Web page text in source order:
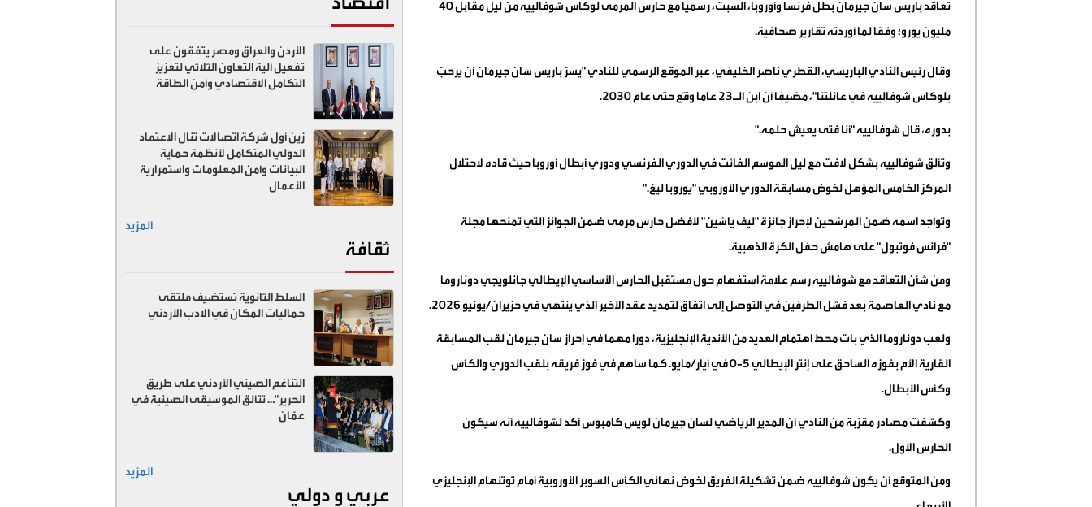
تعاقد باريس سان جيرمان بطل فرنسا وأوروبا، السبت، رسميا مع حارس المرمى لوكاس شوفالييه من ليل مقابل 40
مليون يورو؛ وفقا لما أوردته تقارير صحافية.
وقال رئيس النادي الباريسي، القطري ناصر الخليفي، عبر الموقع الرسمي للنادي "يسرّ باريس سان جيرمان أن يرحبّ
بلوكاس شوفالييه في عائلتنا"، مضيفا أن ابن الـ23 عاما وقّع حتى عام 2030
.
بدوره، قال شوفالييه "أنا فتى يعيش حلمه".
وتألق شوفالييه بشكل لافت مع ليل الموسم الفائت في الدوري الفرنسي ودوري أبطال أوروبا حيث قاده لاحتلال
المركز الخامس المؤهل لخوض مسابقة الدوري الأوروبي "يوروبا ليغ".
وتواجد اسمه ضمن المرشحين لإحراز جائزة "ليف ياشين" لأفضل حارس مرمى ضمن الجوائز التي تمنحها مجلة
"فرانس فوتبول" على هامش حفل الكرة الذهبية.
ومن شأن التعاقد مع شوفالييه رسم علامة استفهام حول مستقبل الحارس الأساسي الإيطالي جانلويجي دوناروما
مع نادي العاصمة بعد فشل الطرفين في التوصل إلى اتفاق لتمديد عقد الأخير الذي ينتهي في حزيران/يونيو 2026
.
ولعب دوناروما الذي بات محط اهتمام العديد من الأندية الإنجليزية، دورا مهما في إحراز سان جيرمان لقب المسابقة
القارية الأم بفوزه الساحق على إنتر الإيطالي 5-0 في أيار/مايو. كما ساهم في فوز فريقه بلقب الدوري والكأس
وكأس الأبطال.
وكشفت مصادر مقرّبة من النادي أن المدير الرياضي لسان جيرمان لويس كامبوس أكد لشوفالييه أنه سيكون
الحارس الأول.
ومن المتوقع أن يكون شوفالييه ضمن تشكيلة الفريق لخوض نهائي الكأس السوبر الأوروبية أمام توتنهام الإنجليزي
الأردن والعراق ومصر يتفقون على
تفعيل آلية التعاون الثلاثي لتعزيز
التكامل الاقتصادي وأمن الطاقة
زين أول شركة اتصالات تنال الاعتماد
الدولي المتكامل لأنظمة حماية
البيانات وأمن المعلومات واستمرارية
الأعمال
المزيد
ثقافة
السلط الثانوية تستضيف ملتقى
جماليات المكان في الادب الأردني
التناغم الصيني الأردني على طريق
الحرير"… تتألق الموسيقى الصينية في
عمّان
المزيد
عربي و دولي